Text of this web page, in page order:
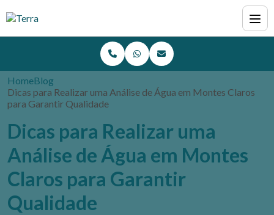
HomeBlog
Dicas para Realizar uma Análise de Água em Montes Claros
para Garantir Qualidade
Dicas para Realizar uma
Análise de Água em Montes
Claros para Garantir
Qualidade